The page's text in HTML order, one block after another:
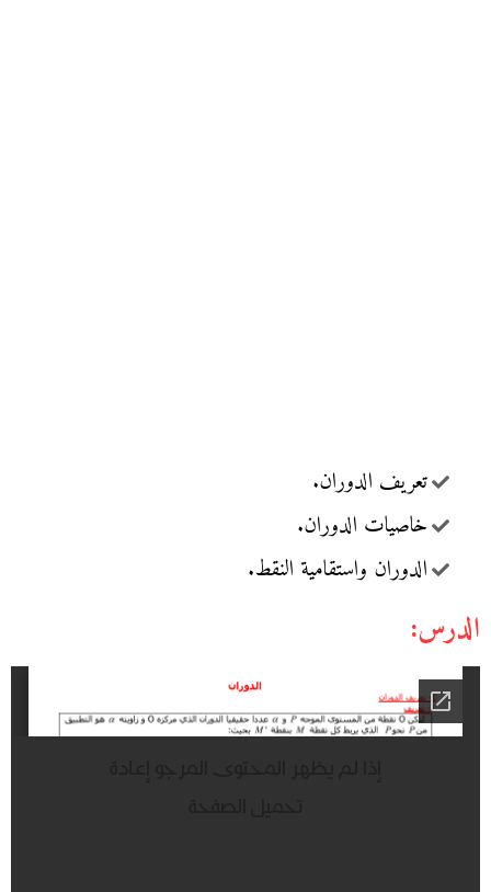
تعريف الدوران.
خاصيات الدوران.
الدوران واستقامية النقط.
الدرس: